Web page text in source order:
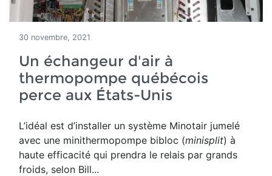
30 novembre, 2021
Un échangeur d'air à
thermopompe québécois
perce aux États-Unis
L’idéal est d’installer un système Minotair jumelé
avec une minithermopompe bibloc (minisplit) à
haute efficacité qui prendra le relais par grands
froids, selon Bill...